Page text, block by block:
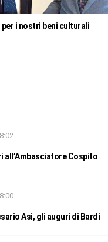
per i nostri beni culturali
all’Ambasciatore Cospito
Asi, gli auguri di Bardi